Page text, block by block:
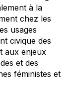
à la
chez les
usages
civique des
aux enjeux
et des
féministes et